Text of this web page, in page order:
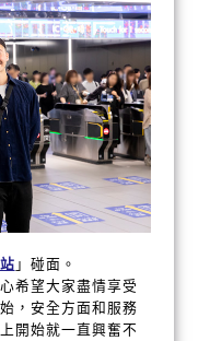
」碰面。
希望大家盡情享受
，安全方面和服務
開始就一直興奮不